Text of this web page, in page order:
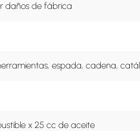
daños de fábrica
espada, cadena,
x 25 cc de aceite